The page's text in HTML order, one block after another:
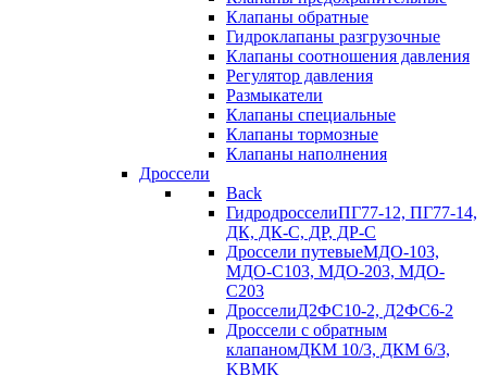
Клапаны обратные
Гидроклапаны разгрузочные
Клапаны соотношения давления
Регулятор давления
Размыкатели
Клапаны специальные
Клапаны тормозные
Клапаны наполнения
Дроссели
Back
ГидродросселиПГ77-12, ПГ77-14,
ДК, ДК-С, ДР, ДР-С
Дроссели путевыеМДО-103,
МДО-С103, МДО-203, МДО-
С203
ДросселиД2ФС10-2, Д2ФС6-2
Дроссели с обратным
клапаномДКМ 10/3, ДКМ 6/3,
KBMK